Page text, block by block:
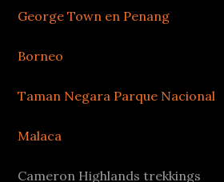
George Town en Penang
Borneo
Taman Negara Parque Nacional
Malaca
Cameron Highlands trekkings